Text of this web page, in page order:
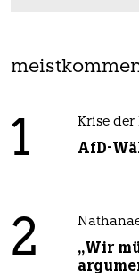
1 Krise der
AfD-
2
„Wir